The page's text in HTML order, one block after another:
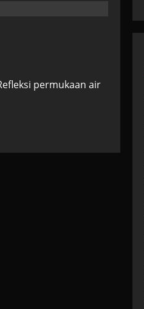
permukaan air